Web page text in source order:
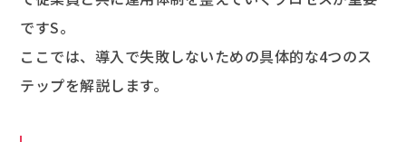
ですS。
ここでは、導入で失敗しないための具体的な4つのス
テップを解説します。